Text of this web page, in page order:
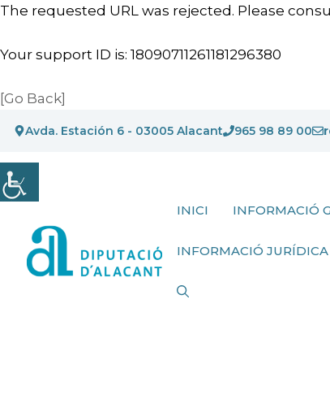
The requested URL was rejected. Please
Your support ID is: 18090711261181296380
[Go Back]
contingut
Avda. Estación 6 - 03005 Alacant 965 98 89 00
INICI INFORMACIÓ
INFORMACIÓ JURÍDICA